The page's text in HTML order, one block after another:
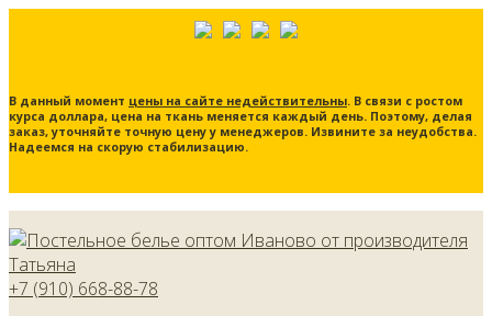
В данный момент цены на сайте недействительны. В связи с ростом
курса доллара, цена на ткань меняется каждый день. Поэтому, делая
заказ, уточняйте точную цену у менеджеров. Извините за неудобства.
Надеемся на скорую стабилизацию.
+7 (910) 668-88-78